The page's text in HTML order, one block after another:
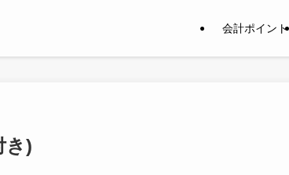
会計ポイント
き)